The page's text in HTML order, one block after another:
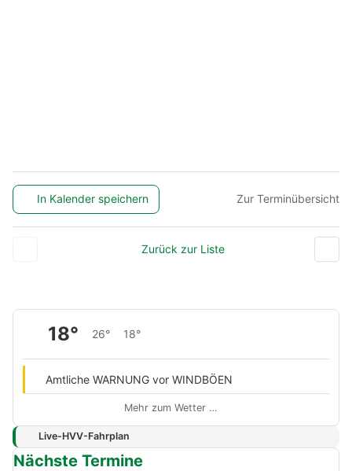
In Kalender speichern Zur Terminübersicht
Zurück zur Liste
18° 26° 18°
Amtliche WARNUNG vor WINDBÖEN
Mehr zum Wetter …
Live-HVV-Fahrplan
Nächste Termine